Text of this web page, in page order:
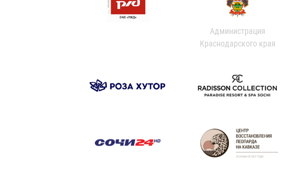
Администрация
Краснодарского края